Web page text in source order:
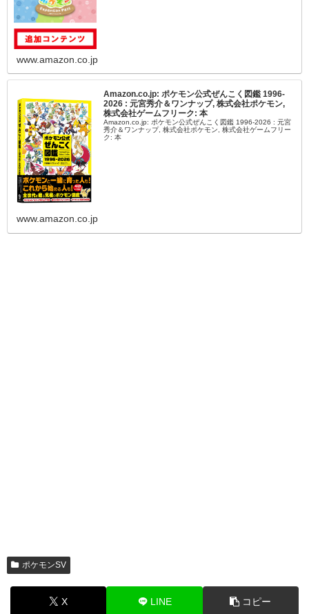
www.amazon.co.jp
Amazon.co.jp: ポケモン公式ぜんこく図鑑 1996-
2026 : 元宮秀介＆ワンナップ, 株式会社ポケモン,
株式会社ゲームフリーク: 本
Amazon.co.jp: ポケモン公式ぜんこく図鑑 1996-2026 : 元宮
秀介＆ワンナップ, 株式会社ポケモン, 株式会社ゲームフリー
ク: 本
www.amazon.co.jp
ポケモンSV
X LINE コピー